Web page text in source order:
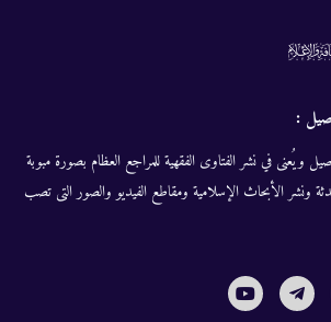
:
ويُعنى في نشر الفتاوى الفقهية للمراجع العظام بصورة مبوبة
ونشر الأبحاث الإسلامية ومقاطع الفيديو والصور التى تصب